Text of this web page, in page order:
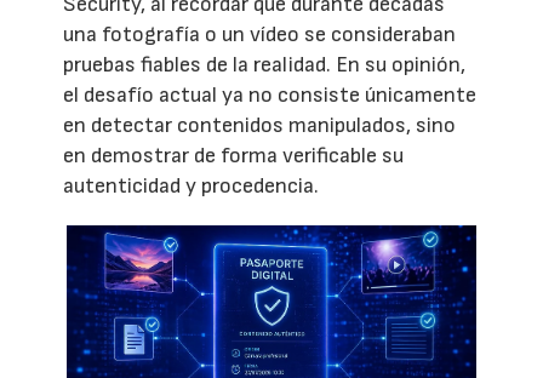
una fotografía o un vídeo se consideraban
pruebas fiables de la realidad. En su opinión,
el desafío actual ya no consiste únicamente
en detectar contenidos manipulados, sino
en demostrar de forma verificable su
autenticidad y procedencia.